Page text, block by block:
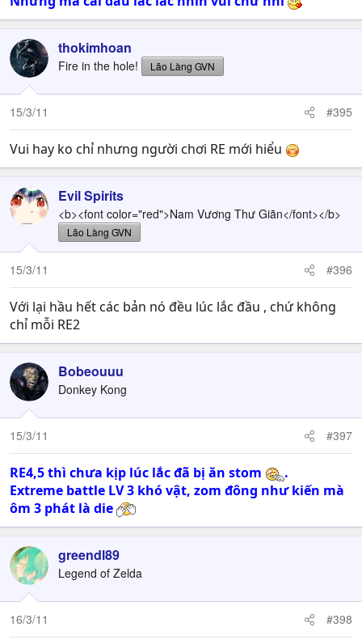
thokimhoan
Fire in the hole! Lão Làng GVN
15/3/11 #395
Vui hay ko chỉ nhưng người chơi RE mới hiểu
Evil Spirits
<b><font color="red">Nam Vương Thư Giãn</font></b>
Lão Làng GVN
15/3/11 #396
Với lại hầu hết các bản nó đều lúc lắc đầu , chứ không
chỉ mỗi RE2
Bobeouuu
Donkey Kong
15/3/11 #397
RE4,5 thì chưa kịp lúc lắc đã bị ăn stom
.
Extreme battle LV 3 khó vật, zom đông như kiến mà
ôm 3 phát là die
greendl89
Legend of Zelda
16/3/11 #398